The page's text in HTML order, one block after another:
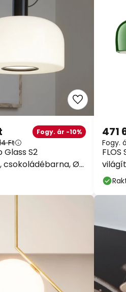
Glass S2
csokoládébarna, Ø
Fogy. ár -10%
Ft
471
Fogy.